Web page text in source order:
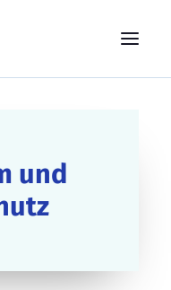
und